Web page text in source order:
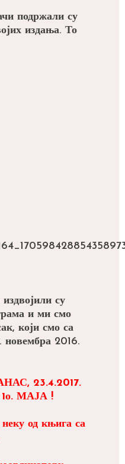
подржали су
издања. То
су
и ми смо
који смо са
2016.
23.4.2017.
МАЈА !
од књига са